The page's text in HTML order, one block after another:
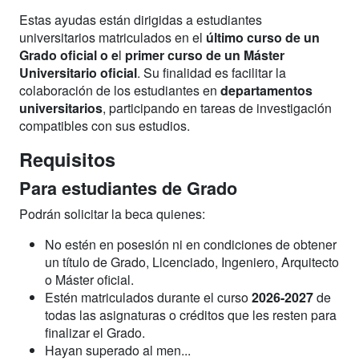
Estas ayudas están dirigidas a estudiantes
universitarios matriculados en el último curso de un
Grado oficial o el primer curso de un Máster
Universitario oficial. Su finalidad es facilitar la
colaboración de los estudiantes en departamentos
universitarios, participando en tareas de investigación
compatibles con sus estudios.
Requisitos
Para estudiantes de Grado
Podrán solicitar la beca quienes:
No estén en posesión ni en condiciones de obtener
un título de Grado, Licenciado, Ingeniero, Arquitecto
o Máster oficial.
Estén matriculados durante el curso2026-2027de
todas las asignaturas o créditos que les resten para
finalizar el Grado.
Hayan superado al men...